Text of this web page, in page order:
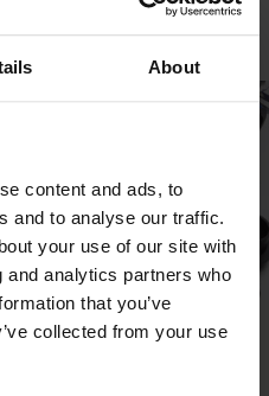
About
content and ads, to
and to analyse our traffic.
your use of our site with
analytics partners who
that you’ve
collected from your use